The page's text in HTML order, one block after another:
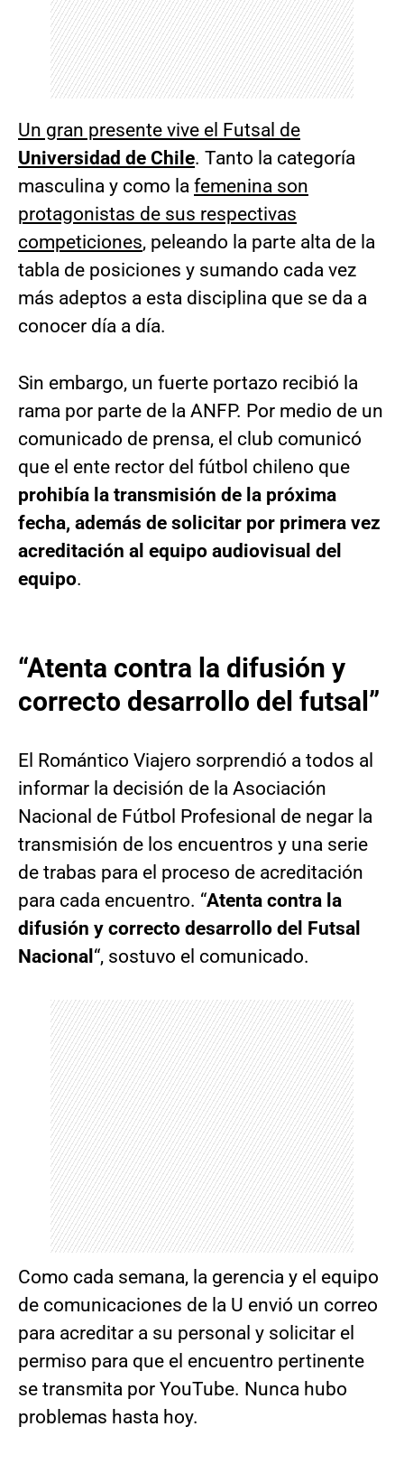
Un gran presente vive el Futsal de
Universidad de Chile. Tanto la categoría
masculina y como la femenina son
protagonistas de sus respectivas
competiciones, peleando la parte alta de la
tabla de posiciones y sumando cada vez
más adeptos a esta disciplina que se da a
conocer día a día.
Sin embargo, un fuerte portazo recibió la
rama por parte de la ANFP. Por medio de un
comunicado de prensa, el club comunicó
que el ente rector del fútbol chileno que
prohibía la transmisión de la próxima
fecha, además de solicitar por primera vez
acreditación al equipo audiovisual del
equipo.
“Atenta contra la difusión y
correcto desarrollo del futsal”
El Romántico Viajero sorprendió a todos al
informar la decisión de la Asociación
Nacional de Fútbol Profesional de negar la
transmisión de los encuentros y una serie
de trabas para el proceso de acreditación
para cada encuentro. “Atenta contra la
difusión y correcto desarrollo del Futsal
Nacional “, sostuvo el comunicado.
Como cada semana, la gerencia y el equipo
de comunicaciones de la U envió un correo
para acreditar a su personal y solicitar el
permiso para que el encuentro pertinente
se transmita por YouTube. Nunca hubo
problemas hasta hoy.